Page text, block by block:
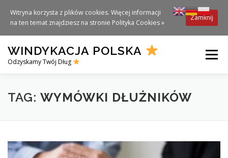
content
WINDYKACJA POLSKA
Odzyskamy Twój Dług
Menu
TAG: WYMÓWKI DŁUŻNIKÓW
Witryna korzysta z plików cookies. Więcej informacji
na ten temat znajdziesz na stronie Polityka Cookies »
Zamknij